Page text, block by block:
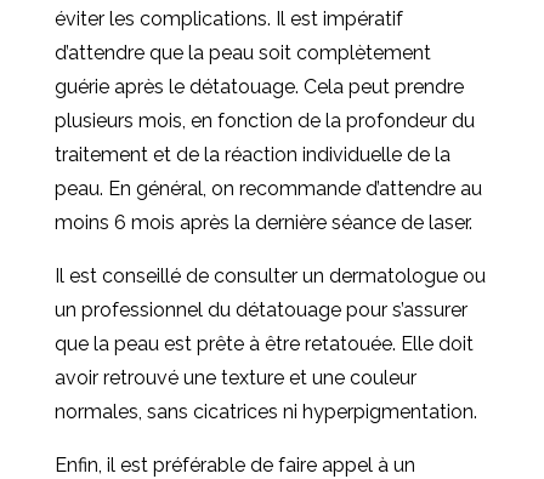
éviter les complications. Il est impératif
d’attendre que la peau soit complètement
guérie après le détatouage. Cela peut prendre
plusieurs mois, en fonction de la profondeur du
traitement et de la réaction individuelle de la
peau. En général, on recommande d’attendre au
moins 6 mois après la dernière séance de laser.
Il est conseillé de consulter un dermatologue ou
un professionnel du détatouage pour s’assurer
que la peau est prête à être retatouée. Elle doit
avoir retrouvé une texture et une couleur
normales, sans cicatrices ni hyperpigmentation.
Enfin, il est préférable de faire appel à un